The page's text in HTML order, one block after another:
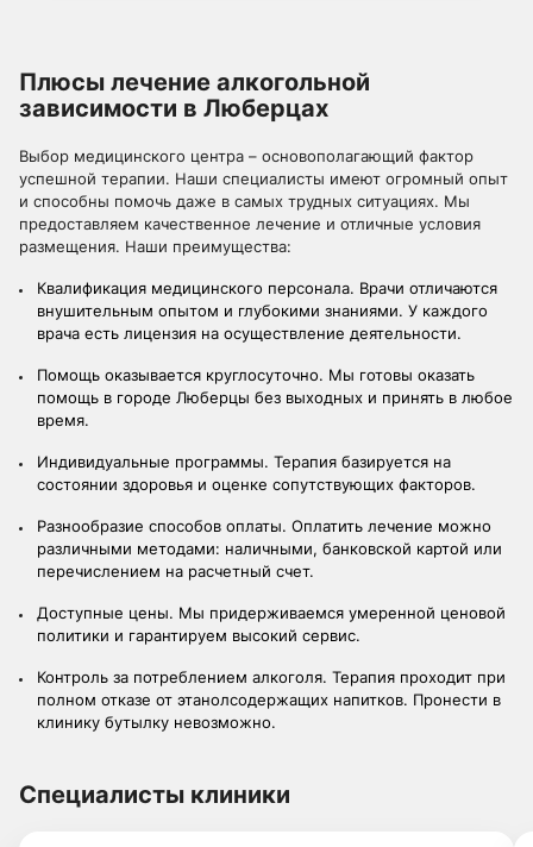
Плюсы лечение алкогольной
зависимости в Люберцах
Выбор медицинского центра – основополагающий фактор
успешной терапии. Наши специалисты имеют огромный опыт
и способны помочь даже в самых трудных ситуациях. Мы
предоставляем качественное лечение и отличные условия
размещения. Наши преимущества:
Квалификация медицинского персонала. Врачи отличаются
внушительным опытом и глубокими знаниями. У каждого
врача есть лицензия на осуществление деятельности.
Помощь оказывается круглосуточно. Мы готовы оказать
помощь в городе Люберцы без выходных и принять в любое
время.
Индивидуальные программы. Терапия базируется на
состоянии здоровья и оценке сопутствующих факторов.
Разнообразие способов оплаты. Оплатить лечение можно
различными методами: наличными, банковской картой или
перечислением на расчетный счет.
Доступные цены. Мы придерживаемся умеренной ценовой
политики и гарантируем высокий сервис.
Контроль за потреблением алкоголя. Терапия проходит при
полном отказе от этанолсодержащих напитков. Пронести в
клинику бутылку невозможно.
Специалисты клиники